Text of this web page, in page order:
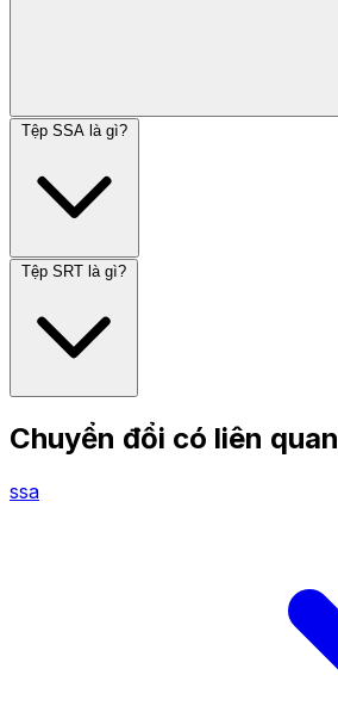
Tệp SSA là gì?
Tệp SRT là gì?
Chuyển đổi có liên quan
ssa